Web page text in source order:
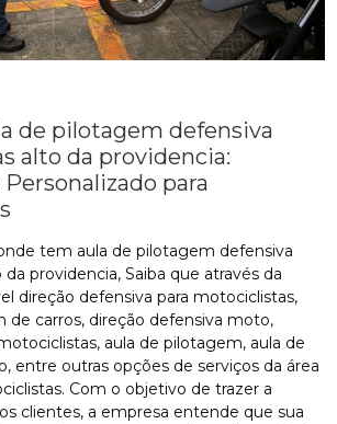
de pilotagem defensiva
alto da providencia:
para
tem aula de pilotagem defensiva
providencia, Saiba que através da
direção defensiva para motociclistas,
de carros, direção defensiva moto,
aula de pilotagem, aula de
entre outras opções de serviços da área
Com o objetivo de trazer a
clientes, a empresa entende que sua